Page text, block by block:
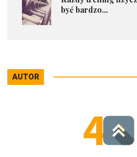
być bardzo...
AUTOR